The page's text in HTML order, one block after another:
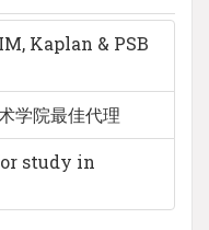
Kaplan & PSB
学院最佳代理
study in